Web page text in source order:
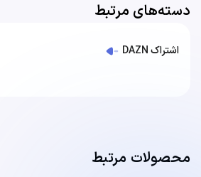
دسته‌های مرتبط
اشتراک DAZN
محصولات مرتبط